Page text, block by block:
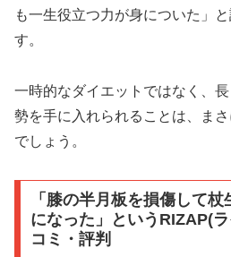
も一生役立つ力が身についた」
す。
一時的なダイエットではなく、
勢を手に入れられることは、ま
でしょう。
「膝の半月板を損傷して
になった」というRIZAP(
コミ・評判